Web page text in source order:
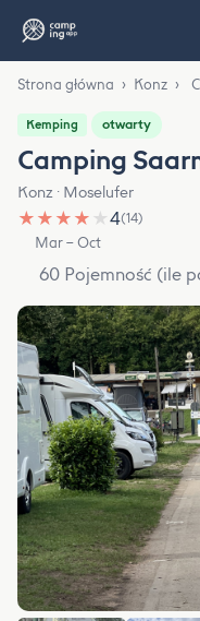
Strona główna › Konz ›
Kemping otwarty
Camping
Konz · Moselufer
★ ★ ★ ★ ★4(14)
Mar – Oct
60 Pojemność (ile